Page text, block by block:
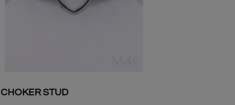
CHOKER STUD